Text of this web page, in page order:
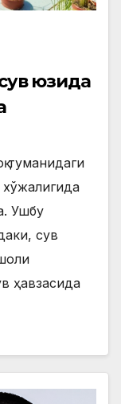
юзида
туманидаги
Ушбу
сув
ҳавзасида